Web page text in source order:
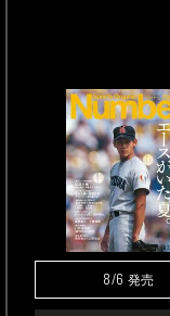
8/6 発売